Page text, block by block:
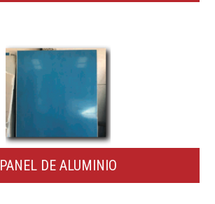
PANEL DE ALUMINIO